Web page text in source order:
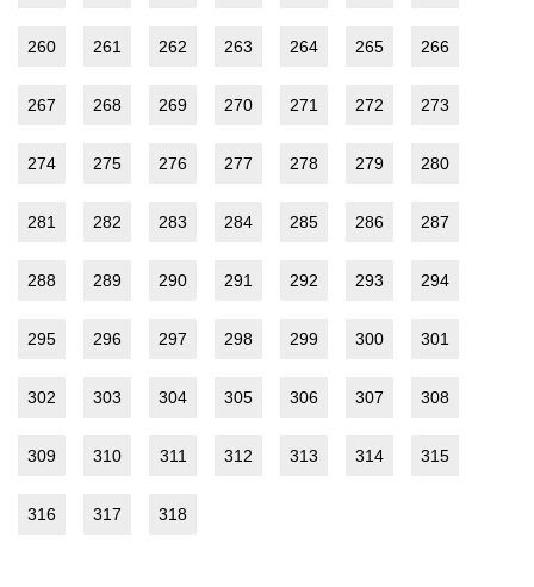
260 261 262 263 264 265 266
267 268 269 270 271 272 273
274 275 276 277 278 279 280
281 282 283 284 285 286 287
288 289 290 291 292 293 294
295 296 297 298 299 300 301
302 303 304 305 306 307 308
309 310 311 312 313 314 315
316 317 318